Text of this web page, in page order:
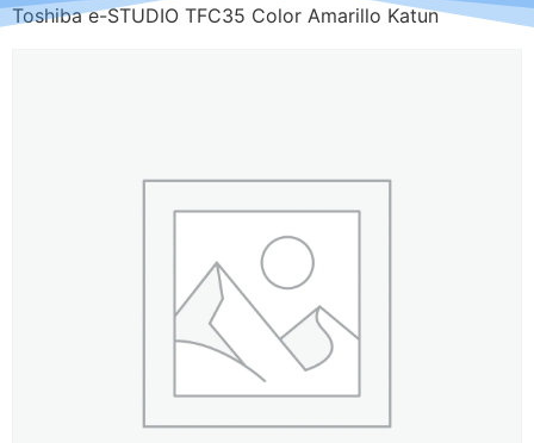
Toshiba e-STUDIO TFC35 Color Amarillo Katun